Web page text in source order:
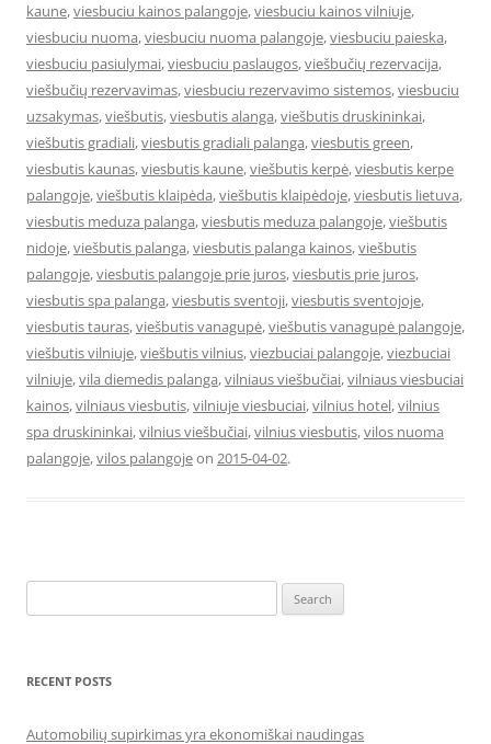
kaune,viesbuciu kainos palangoje,viesbuciu kainos vilniuje,
viesbuciu nuoma,viesbuciu nuoma palangoje,viesbuciu paieska,
viesbuciu pasiulymai,viesbuciu paslaugos,viešbučių rezervacija,
viešbučių rezervavimas,viesbuciu rezervavimo sistemos,viesbuciu
uzsakymas,viešbutis,viesbutis alanga,viešbutis druskininkai,
viešbutis gradiali,viesbutis gradiali palanga,viesbutis green,
viesbutis kaunas,viesbutis kaune,viešbutis kerpė,viesbutis kerpe
palangoje,viešbutis klaipėda,viešbutis klaipėdoje,viesbutis lietuva,
viesbutis meduza palanga,viesbutis meduza palangoje,viešbutis
nidoje,viešbutis palanga,viesbutis palanga kainos,viešbutis
palangoje,viesbutis palangoje prie juros,viesbutis prie juros,
viesbutis spa palanga,viesbutis sventoji,viesbutis sventojoje,
viesbutis tauras,viešbutis vanagupė,viešbutis vanagupė palangoje,
viešbutis vilniuje,viešbutis vilnius,viezbuciai palangoje,viezbuciai
vilniuje,vila diemedis palanga,vilniaus viešbučiai,vilniaus viesbuciai
kainos,vilniaus viesbutis,vilniuje viesbuciai,vilnius hotel,vilnius
spa druskininkai,vilnius viešbučiai,vilnius viesbutis,vilos nuoma
palangoje,vilos palangojeon 2015-04-02.
for:
RECENT POSTS
Automobilių supirkimas yra ekonomiškai naudingas